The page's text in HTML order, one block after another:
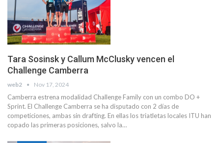
Tara Sosinsk y Callum McClusky vencen el
Challenge Camberra
web2 Nov 17, 2024
Camberra estrena modalidad Challenge Family con un combo DO +
Sprint. El Challenge Camberra se ha disputado con 2 días de
competiciones, ambas sin drafting. En ellas los triatletas locales ITU han
copado las primeras posiciones, salvo la…